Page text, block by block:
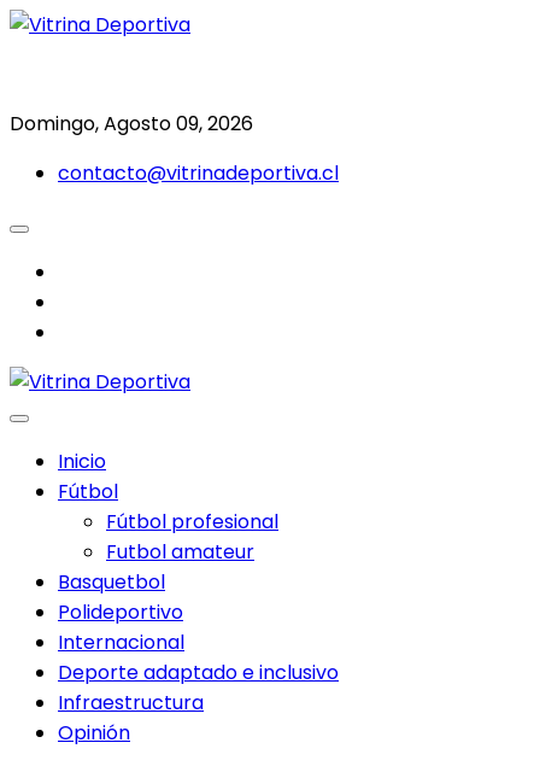
Saltar
Domingo, Agosto 09, 2026
contacto@vitrinadeportiva.cl
Inicio
Fútbol
Fútbol profesional
Futbol amateur
Basquetbol
Polideportivo
Internacional
Deporte adaptado e inclusivo
Infraestructura
Opinión